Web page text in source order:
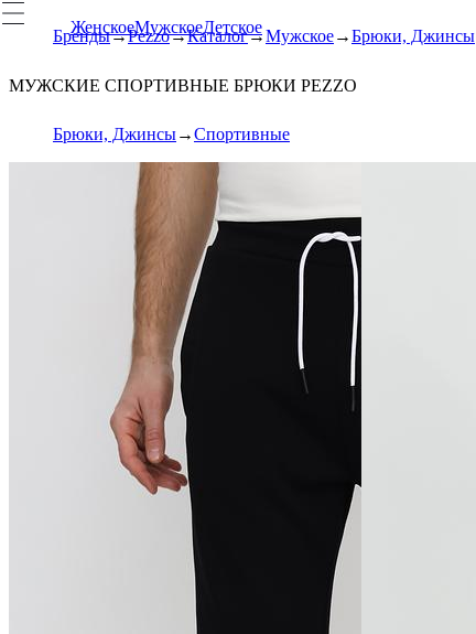
ЖенскоеМужскоеДетское
Бренды Pezzo Каталог Мужское Брюки, Джинсы
МУЖСКИЕ СПОРТИВНЫЕ БРЮКИ PEZZO
Брюки, Джинсы Спортивные